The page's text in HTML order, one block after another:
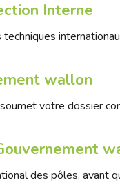
Interne
wallon
votre dossier
des pôles, avant